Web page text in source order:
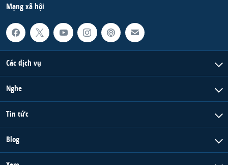
Mạng xã hội
Các dịch vụ
Nghe
Tin tức
Blog